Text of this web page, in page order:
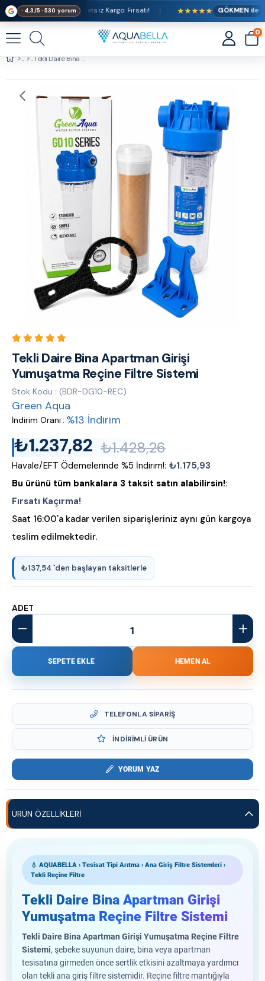
· 4,3/5 · 530 yorum
Ücretsiz Kargo Fırsatı! ★★★★★ GÖKMEN ile
0
Tekli Daire Bina Apartman Girişi Yumuşatma Reçine Filtre Sistemi
Tekli Daire Bina Apartman Girişi
Yumuşatma Reçine Filtre Sistemi
Stok Kodu (BDR-DG10-REC)
Green Aqua
İndirim Oranı : %13 İndirim
₺1.428,26
₺1.237,82
Havale/EFT Ödemelerinde %5 İndirim!: ₺1.175,93
Bu ürünü tüm bankalara 3 taksit satın alabilirsin!:
Fırsatı Kaçırma!
Saat 16:00'a kadar verilen siparişleriniz aynı gün kargoya
teslim edilmektedir.
₺137,54 `den başlayan taksitlerle
ADET
TELEFONLA SIPARIŞ
İNDIRIMLI ÜRÜN
YORUM YAZ
ÜRÜN ÖZELLIKLERI
💧 AQUABELLA › Tesisat Tipi Arıtma › Ana Giriş Filtre Sistemleri ›
Tekli Reçine Filtre
Tekli Daire Bina Apartman Girişi
Yumuşatma Reçine Filtre Sistemi
Tekli Daire Bina Apartman Girişi Yumuşatma Reçine Filtre
Sistemi, şebeke suyunun daire, bina veya apartman
tesisatına girmeden önce sertlik etkisini azaltmaya yardımcı
olan tekli ana giriş filtre sistemidir. Reçine filtre mantığıyla